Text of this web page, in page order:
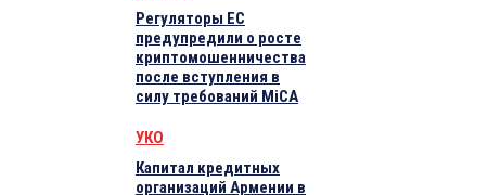
Регуляторы ЕС
предупредили о росте
криптомошенничества
после вступления в
силу требований MiCA
УКО
Капитал кредитных
организаций Армении в